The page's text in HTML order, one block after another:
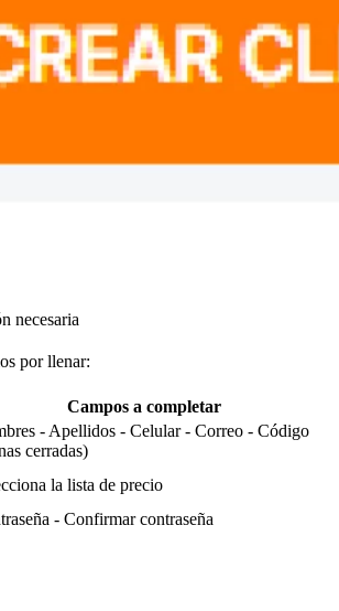
necesaria
por llenar:
Campos a completar
- Apellidos - Celular - Correo - Código
cerradas)
la lista de precio
- Confirmar contraseña